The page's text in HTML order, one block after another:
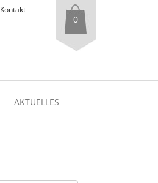
Kontakt
0
AKTUELLES